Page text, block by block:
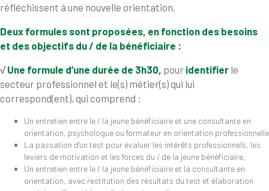
réfléchissent à une nouvelle orientation.
Deux formules sont proposées, en fonction des besoins
et des objectifs du / de la bénéficiaire :
√Une formule d’une durée de 3h30, pour identifier le
secteur professionnel et le(s) métier(s) qui lui
correspond(ent), qui comprend :
Un entretien entre le / la jeune bénéficiaire et une consultante en
orientation, psychologue ou formateur en orientation professionnelle
La passation d'un test pour évaluer les intérêts professionnels, les
leviers de motivation et les forces du / de la jeune bénéficiaire,
Un entretien entre le / la jeune bénéficiaire et la consultante en
orientation, avec restitution des résultats du test et élaboration